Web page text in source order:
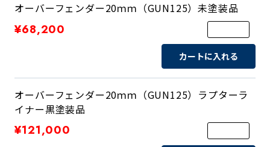
オーバーフェンダー20ｍｍ（GUN125）未塗装品
¥68,200
カートに入れる
オーバーフェンダー20ｍｍ（GUN125）ラプターラ
イナー黒塗装品
¥121,000